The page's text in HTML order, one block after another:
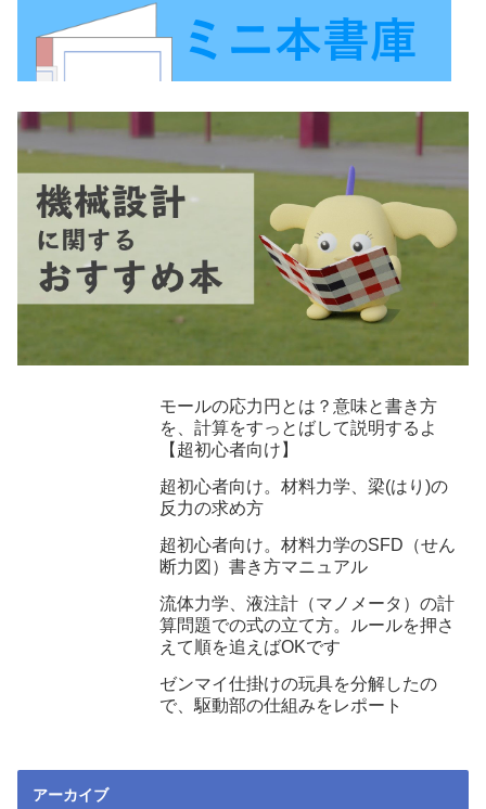
モールの応力円とは？意味と書き方
を、計算をすっとばして説明するよ
【超初心者向け】
超初心者向け。材料力学、梁(はり)の
反力の求め方
超初心者向け。材料力学のSFD（せん
断力図）書き方マニュアル
流体力学、液注計（マノメータ）の計
算問題での式の立て方。ルールを押さ
えて順を追えばOKです
ゼンマイ仕掛けの玩具を分解したの
で、駆動部の仕組みをレポート
アーカイブ